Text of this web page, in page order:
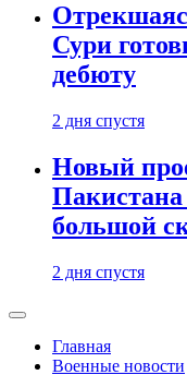
Сури
дебюту
2 дня спустя
Новый
большой
2 дня спустя
Главная
Военные новости